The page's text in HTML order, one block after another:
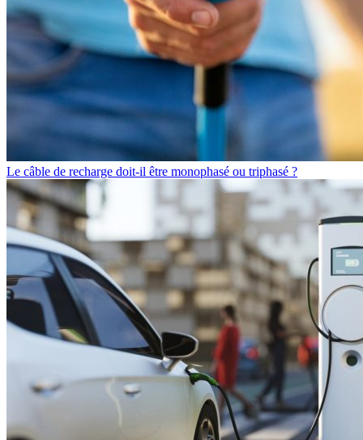
Le câble de recharge doit-il être monophasé ou triphasé ?